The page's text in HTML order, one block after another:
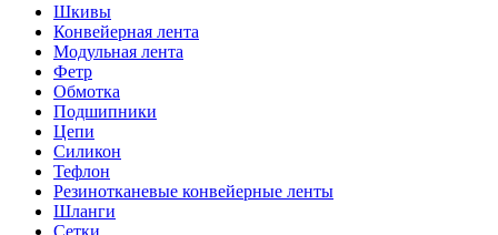
Шкивы
Конвейерная лента
Модульная лента
Фетр
Обмотка
Подшипники
Цепи
Силикон
Тефлон
Резинотканевые конвейерные ленты
Шланги
Сетки